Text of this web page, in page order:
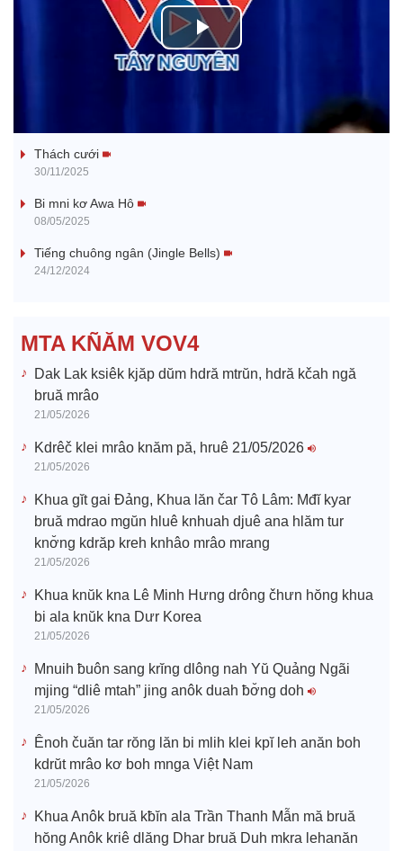
P
a
i
o
Thách cưới
30/11/2025
Bi mni kơ Awa Hô
08/05/2025
Tiếng chuông ngân (Jingle Bells)
24/12/2024
MTA KÑĂM VOV4
Dak Lak ksiêk kjăp dŭm hdră mtrŭn, hdră kčah ngă
bruă mrâo
21/05/2026
Kdrêč klei mrâo knăm pă, hruê 21/05/2026
21/05/2026
Khua gĭt gai Đảng, Khua lăn čar Tô Lâm: Mđĭ kyar
bruă mdrao mgŭn hluê knhuah djuê ana hlăm tur
knơ̆ng kdrăp kreh knhâo mrâo mrang
21/05/2026
Khua knŭk kna Lê Minh Hưng drông čhưn hŏng khua
bi ala knŭk kna Dưr Korea
21/05/2026
Mnuih ƀuôn sang krĭng dlông nah Yŭ Quảng Ngãi
mjing “dliê mtah” jing anôk duah ƀơ̆ng doh
21/05/2026
Ênoh čuăn tar rŏng lăn bi mlih klei kpĭ leh anăn boh
kdrŭt mrâo kơ boh mnga Việt Nam
21/05/2026
Khua Anôk bruă kƀĭn ala Trần Thanh Mẫn mă bruă
hŏng Anôk kriê dlăng Dhar bruă Duh mkra lehanăn